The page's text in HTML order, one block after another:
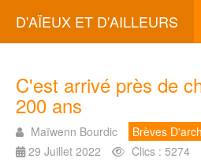
D'AÏEUX ET D'AILLEURS
C'est arrivé près de
200 ans
Maïwenn Bourdic
Brèves
29 Juillet 2022
Clics : 5274